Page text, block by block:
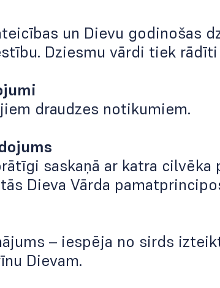
un Dievu godinošas
Dziesmu vārdi tiek rādīti
draudzes notikumiem.
saskaņā ar katra cilvēka
Dieva Vārda
– iespēja no sirds
Dievam.